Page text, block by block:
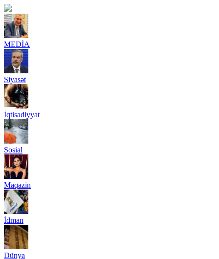
MEDİA
Siyasət
İqtisadiyyat
Sosial
Maqazin
İdman
Dünya